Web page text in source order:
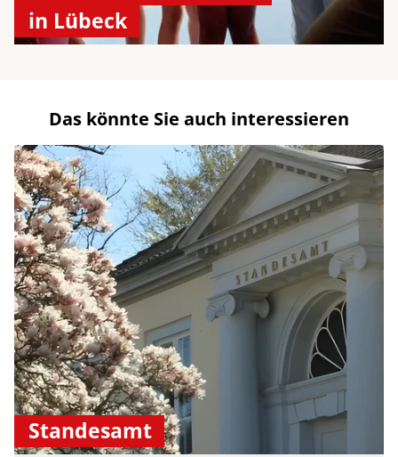
in Lübeck
Das könnte Sie auch interessieren
Standesamt